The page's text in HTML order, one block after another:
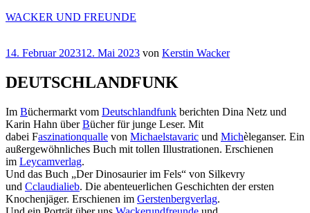
Zum
WACKER UND FREUNDE
Veröffentlicht
14. Februar 202312. Mai 2023 von Kerstin Wacker
DEUTSCHLANDFUNK
Im Büchermarkt vom Deutschlandfunk berichten Dina Netz und
Karin Hahn überBücher für junge Leser. Mit
dabei Faszinationqualle von Michaelstavaric und Michèleganser. Ein
außergewöhnliches Buch mit tollen Illustrationen. Erschienen
im Leycamverlag.
Und das Buch „Der Dinosaurier im Fels“ von Silkevry
und Cclaudialieb. Die abenteuerlichen Geschichten der ersten
Knochenjäger. Erschienen im Gerstenbergverlag.